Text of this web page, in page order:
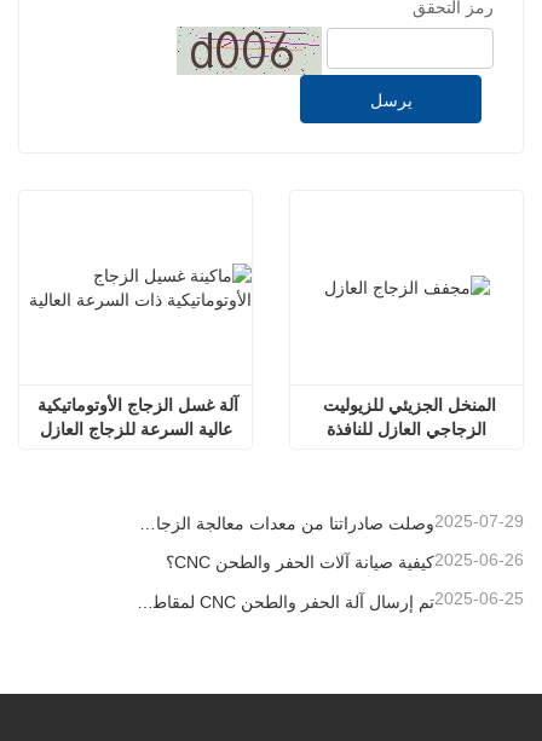
رمز التحقق
يرسل
عالية السرعة للزجاج العازل
الزجاجي العازل للنافذة
2025-07-29
كيفية صيانة آلات الحفر والطحن CNC؟2025-06-26
2025-06-25